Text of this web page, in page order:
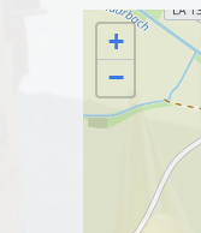
Google Kalender
+
−